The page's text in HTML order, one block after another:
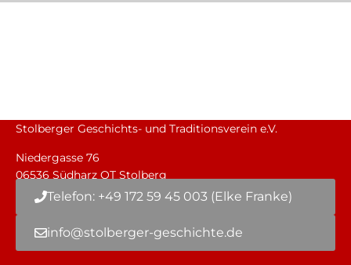
Stolberger Geschichts- und Traditionsverein e.V.
Niedergasse 76
06536 Südharz OT Stolberg
Telefon: +49 172 59 45 003 (Elke Franke)
info@stolberger-geschichte.de